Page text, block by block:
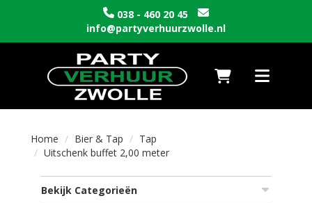
038 - 460 20 45
info@partyverhuurzwolle.nl
Naar winkelwagen
Toggle
Home Bier & Tap
Tap
Uitschenk buffet 2,00 meter
Bekijk Categorieën